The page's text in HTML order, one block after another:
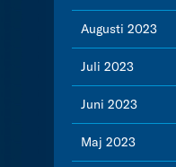
Augusti 2023
Juli 2023
Juni 2023
Maj 2023